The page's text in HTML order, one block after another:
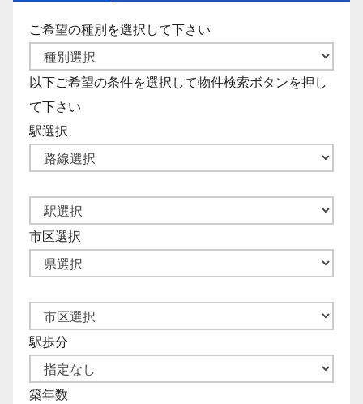
ご希望の種別を選択して下さい
以下ご希望の条件を選択して物件検索ボタンを押し
て下さい
駅選択
市区選択
駅歩分
築年数